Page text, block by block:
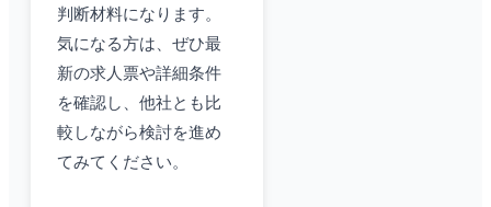
判断材料になります。
気になる方は、ぜひ最
新の求人票や詳細条件
を確認し、他社とも比
較しながら検討を進め
てみてください。